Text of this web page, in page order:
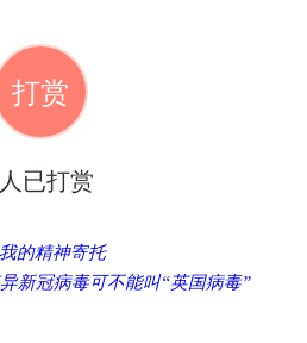
打赏
已打赏
的精神寄托
新冠病毒可不能叫“英国病毒”